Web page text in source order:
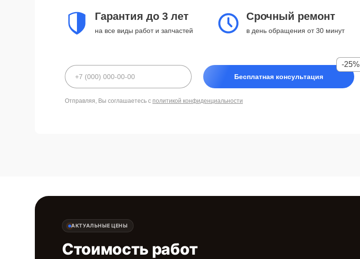
Гарантия до 3 лет
на все виды работ и запчастей
Срочный ремонт
в день обращения от 30 минут
Бесплатная консультация
-25%
Отправляя, Вы соглашаетесь с политикой конфиденциальности
АКТУАЛЬНЫЕ ЦЕНЫ
Стоимость работ